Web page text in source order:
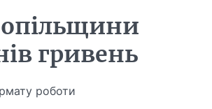
гривень
роботи